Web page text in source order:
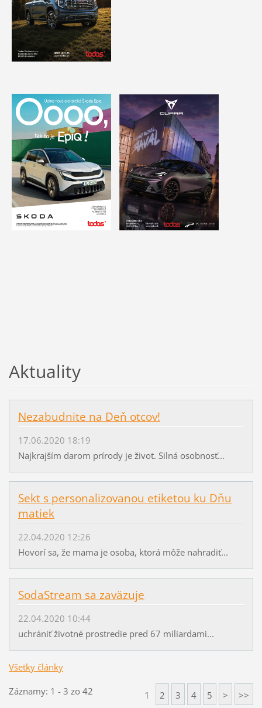
Aktuality
Nezabudnite na Deň otcov!
17.06.2020 18:19
Najkrajším darom prírody je život. Silná osobnosť...
Sekt s personalizovanou etiketou ku Dňu
matiek
22.04.2020 12:26
Hovorí sa, že mama je osoba, ktorá môže nahradiť...
SodaStream sa zaväzuje
22.04.2020 10:44
uchrániť životné prostredie pred 67 miliardami...
Všetky články
Záznamy: 1 - 3 zo 42 1 2 3 4 5 > >>